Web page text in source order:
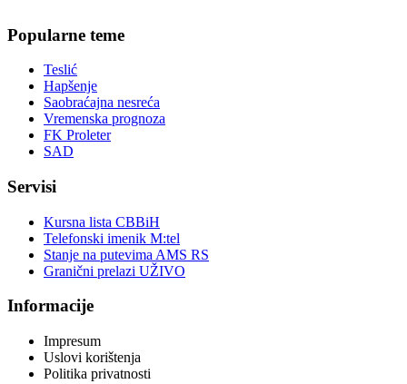
Popularne teme
Teslić
Hapšenje
Saobraćajna nesreća
Vremenska prognoza
FK Proleter
SAD
Servisi
Kursna lista CBBiH
Telefonski imenik M:tel
Stanje na putevima AMS RS
Granični prelazi UŽIVO
Informacije
Impresum
Uslovi korištenja
Politika privatnosti